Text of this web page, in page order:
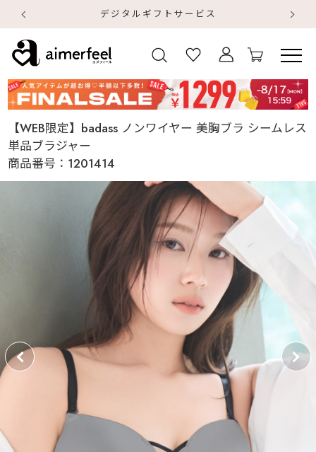
デジタルギフトサービス
【WEB限定】badass ノンワイヤー 美胸ブラ シームレス
単品ブラジャー
商品番号： 1201414